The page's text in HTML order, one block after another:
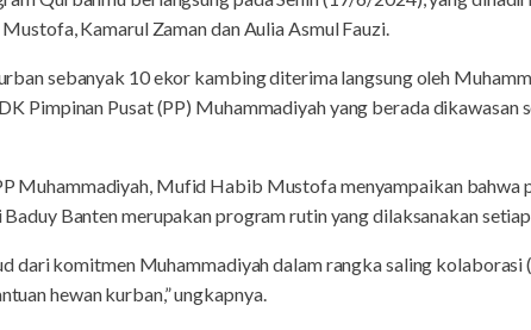
Kamarul Zaman dan Aulia Asmul Fauzi.
sebanyak 10 ekor kambing diterima langsung oleh
Pimpinan Pusat (PP) Muhammadiyah yang berada
Muhammadiyah, Mufid Habib Mustofa menyampaikan bahwa
Banten merupakan program rutin yang dilaksanakan
dari komitmen Muhammadiyah dalam rangka saling kolaborasi
hewan kurban,” ungkapnya.